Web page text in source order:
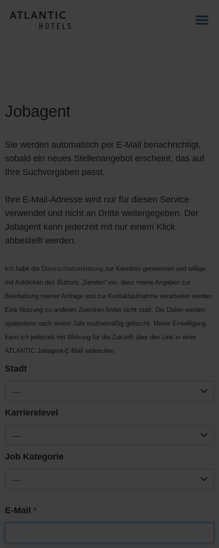
Jobagent
Sie werden automatisch per E-Mail benachrichtigt,
sobald ein neues Stellenangebot erscheint, das auf
Ihre Suchvorgaben passt.
Ihre E-Mail-Adresse wird nur für diesen Service
verwendet und nicht an Dritte weitergegeben. Der
Jobagent kann jederzeit mit nur einem Klick
abbestellt werden.
Ich habe die Datenschutzerklärung zur Kenntnis genommen und willige
mit Anklicken des Buttons „Senden“ ein, dass meine Angaben zur
Bearbeitung meiner Anfrage und zur Kontaktaufnahme verarbeitet werden.
Eine Nutzung zu anderen Zwecken findet nicht statt. Die Daten werden
spätestens nach einem Jahr routinemäßig gelöscht. Meine Einwilligung
kann ich jederzeit mit Wirkung für die Zukunft über den Link in einer
ATLANTIC Jobagent-E-Mail widerrufen.
Stadt
---
Karrierelevel
---
Job Kategorie
---
E-Mail *